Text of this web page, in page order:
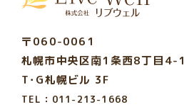
〒060-0061
札幌市中央区南1条西8丁目4-1
T･G札幌ビル 3F
TEL：011-213-1668